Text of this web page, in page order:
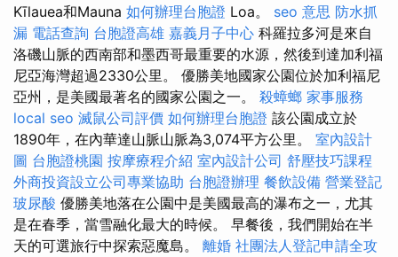
Kīlauea和Mauna 如何辦理台胞證 Loa。 seo 意思 防水抓
漏 電話查詢 台胞證高雄 嘉義月子中心 科羅拉多河是來自
洛磯山脈的西南部和墨西哥最重要的水源，然後到達加利福
尼亞海灣超過2330公里。 優勝美地國家公園位於加利福尼
亞州，是美國最著名的國家公園之一。 殺蟑螂 家事服務
local seo 滅鼠公司評價 如何辦理台胞證 該公園成立於
1890年，在內華達山脈山脈為3,074平方公里。 室內設計
圖 台胞證桃園 按摩療程介紹 室內設計公司 舒壓技巧課程
外商投資設立公司專業協助 台胞證辦理 餐飲設備 營業登記
玻尿酸 優勝美地落在公園中是美國最高的瀑布之一，尤其
是在春季，當雪融化最大的時候。 早餐後，我們開始在半
天的可選旅行中探索惡魔島。 離婚 社團法人登記申請全攻